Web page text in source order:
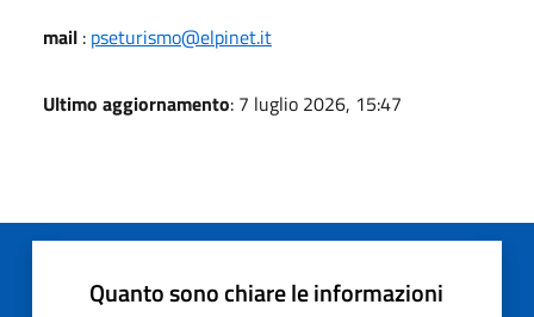
mail : pseturismo@elpinet.it
Ultimo aggiornamento: 7 luglio 2026, 15:47
Quanto sono chiare le informazioni